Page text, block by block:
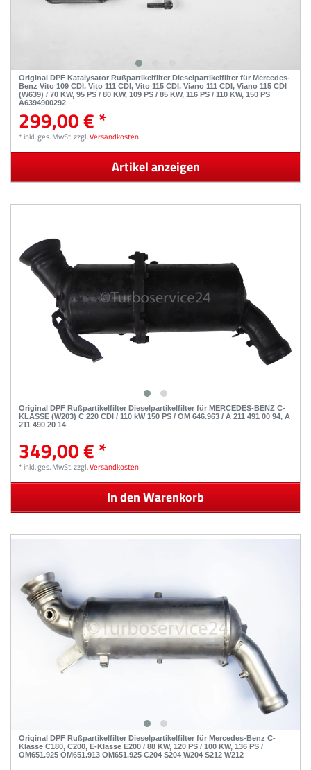
Original DPF Katalysator Rußpartikelfilter Dieselpartikelfilter für Mercedes-
Benz Vito 109 CDI, Vito 111 CDI, Vito 115 CDI, Viano 111 CDI, Viano 115 CDI
(W639) / 70 KW, 95 PS / 80 KW, 109 PS / 85 KW, 116 PS / 110 KW, 150 PS
A6394900292
299,00 € *
*inkl. ges. MwSt.zzgl.Versandkosten
Artikel anzeigen
Original DPF Rußpartikelfilter Dieselpartikelfilter für MERCEDES-BENZ C-
KLASSE (W203) C 220 CDI / 110 kW 150 PS / OM 646.963 / A 211 491 00 94, A
211 490 20 14
349,00 € *
*inkl. ges. MwSt.zzgl.Versandkosten
In den Warenkorb
Original DPF Rußpartikelfilter Dieselpartikelfilter für Mercedes-Benz C-
Klasse C180, C200, E-Klasse E200 / 88 KW, 120 PS / 100 KW, 136 PS /
OM651.925 OM651.913 OM651.925 C204 S204 W204 S212 W212